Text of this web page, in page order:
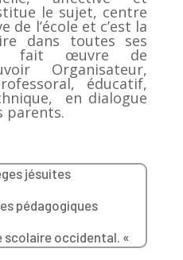
le sujet, centre
de l’école et c’est la
dans toutes ses
fait œuvre de
Organisateur,
éducatif,
en dialogue
parents.
jésuites
pédagogiques
scolaire occidental. «